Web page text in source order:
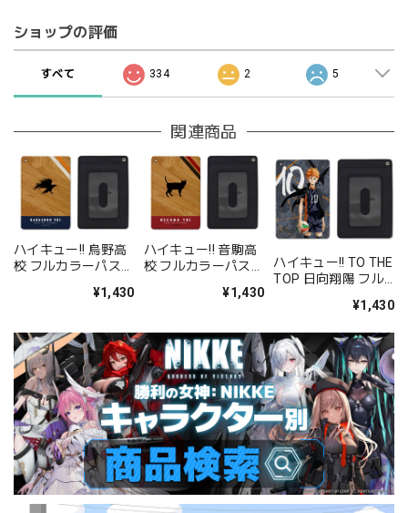
ショップの評価
すべて 334 2 5
関連商品
ハイキュー!! 烏野高
校 フルカラーパスケ
¥1,430
ハイキュー!! 音駒高
校 フルカラーパスケ
¥1,430
ハイキュー!! TO THE
TOP 日向翔陽 フル
¥1,430